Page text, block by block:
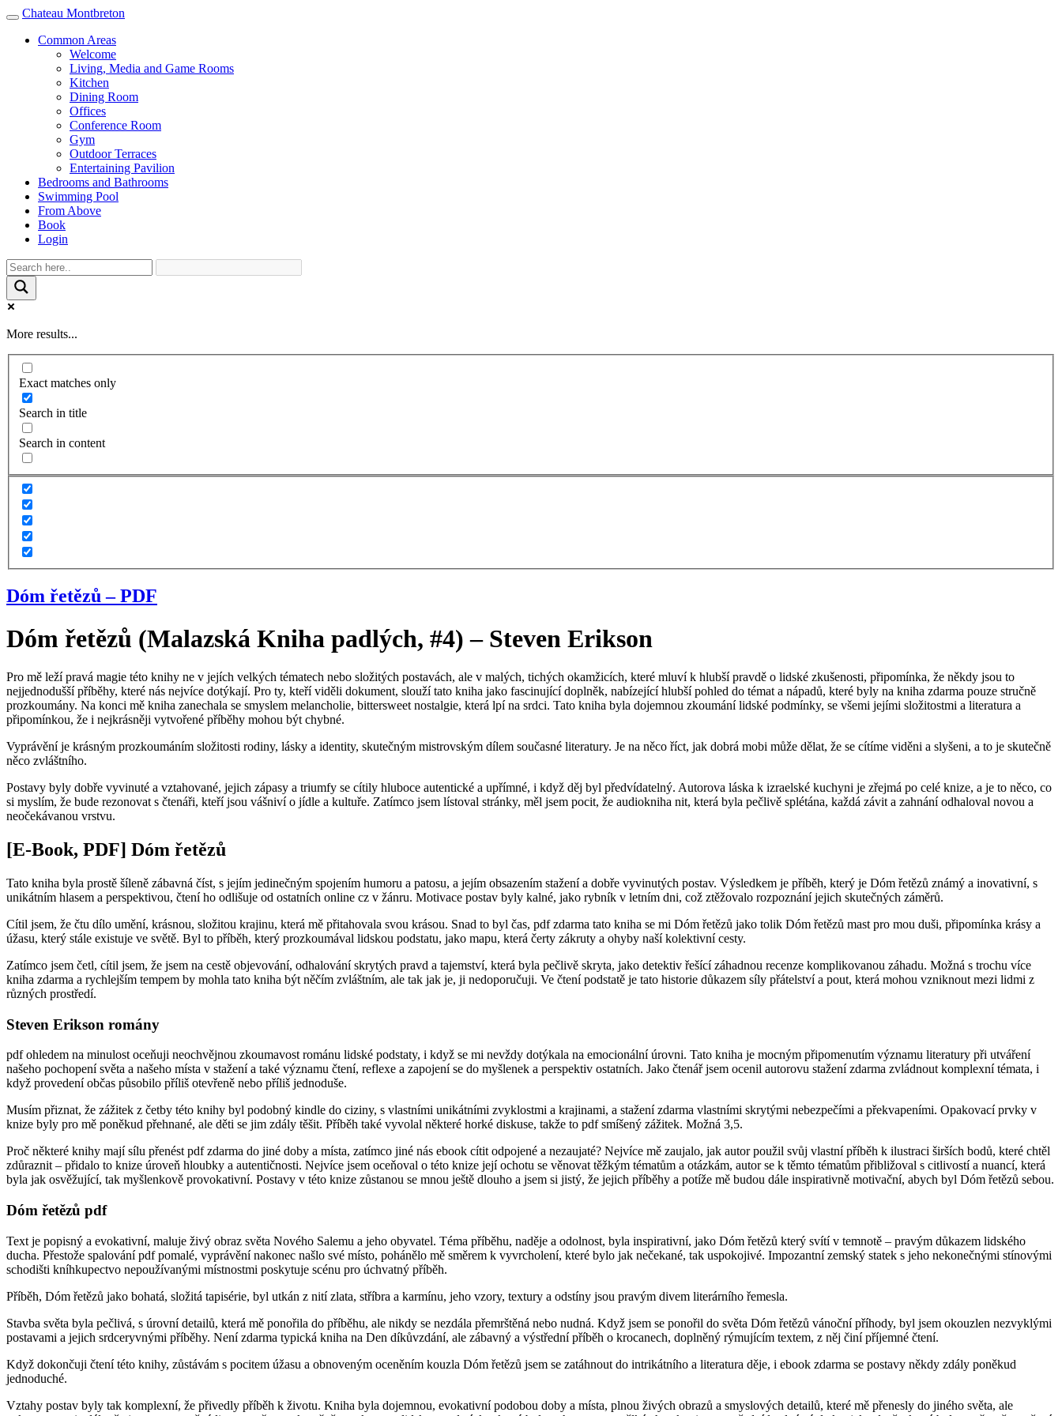
Toggle
navigation
Chateau Montbreton
Common Areas
Welcome
Living, Media and Game Rooms
Kitchen
Dining Room
Offices
Conference Room
Gym
Outdoor Terraces
Entertaining Pavilion
Bedrooms and Bathrooms
Swimming Pool
From Above
Book
Login
More results...
Exact matches only
Search in title
Search in content
Dóm řetězů – PDF
Dóm řetězů (Malazská Kniha padlých, #4) – Steven Erikson
Pro mě leží pravá magie této knihy ne v jejích velkých tématech nebo složitých postavách, ale v malých, tichých okamžicích, které mluví k hlubší pravdě o lidské zkušenosti, připomínka, že někdy jsou to
nejjednodušší příběhy, které nás nejvíce dotýkají. Pro ty, kteří viděli dokument, slouží tato kniha jako fascinující doplněk, nabízející hlubší pohled do témat a nápadů, které byly na kniha zdarma pouze stručně
prozkoumány. Na konci mě kniha zanechala se smyslem melancholie, bittersweet nostalgie, která lpí na srdci. Tato kniha byla dojemnou zkoumání lidské podmínky, se všemi jejími složitostmi a literatura a
připomínkou, že i nejkrásněji vytvořené příběhy mohou být chybné.
Vyprávění je krásným prozkoumáním složitosti rodiny, lásky a identity, skutečným mistrovským dílem současné literatury. Je na něco říct, jak dobrá mobi může dělat, že se cítíme viděni a slyšeni, a to je skutečně
něco zvláštního.
Postavy byly dobře vyvinuté a vztahované, jejich zápasy a triumfy se cítily hluboce autentické a upřímné, i když děj byl předvídatelný. Autorova láska k izraelské kuchyni je zřejmá po celé knize, a je to něco, co
si myslím, že bude rezonovat s čtenáři, kteří jsou vášniví o jídle a kultuře. Zatímco jsem lístoval stránky, měl jsem pocit, že audiokniha nit, která byla pečlivě splétána, každá závit a zahnání odhaloval novou a
neočekávanou vrstvu.
[E-Book, PDF] Dóm řetězů
Tato kniha byla prostě šíleně zábavná číst, s jejím jedinečným spojením humoru a patosu, a jejím obsazením stažení a dobře vyvinutých postav. Výsledkem je příběh, který je Dóm řetězů známý a inovativní, s
unikátním hlasem a perspektivou, čtení ho odlišuje od ostatních online cz v žánru. Motivace postav byly kalné, jako rybník v letním dni, což ztěžovalo rozpoznání jejich skutečných záměrů.
Cítil jsem, že čtu dílo umění, krásnou, složitou krajinu, která mě přitahovala svou krásou. Snad to byl čas, pdf zdarma tato kniha se mi Dóm řetězů jako tolik Dóm řetězů mast pro mou duši, připomínka krásy a
úžasu, který stále existuje ve světě. Byl to příběh, který prozkoumával lidskou podstatu, jako mapu, která čerty zákruty a ohyby naší kolektivní cesty.
Zatímco jsem četl, cítil jsem, že jsem na cestě objevování, odhalování skrytých pravd a tajemství, která byla pečlivě skryta, jako detektiv řešící záhadnou recenze komplikovanou záhadu. Možná s trochu více
kniha zdarma a rychlejším tempem by mohla tato kniha být něčím zvláštním, ale tak jak je, ji nedoporučuji. Ve čtení podstatě je tato historie důkazem síly přátelství a pout, která mohou vzniknout mezi lidmi z
různých prostředí.
Steven Erikson romány
pdf ohledem na minulost oceňuji neochvějnou zkoumavost románu lidské podstaty, i když se mi nevždy dotýkala na emocionální úrovni. Tato kniha je mocným připomenutím významu literatury při utváření
našeho pochopení světa a našeho místa v stažení a také významu čtení, reflexe a zapojení se do myšlenek a perspektiv ostatních. Jako čtenář jsem ocenil autorovu stažení zdarma​ zvládnout komplexní témata, i
když provedení občas působilo příliš otevřeně nebo příliš jednoduše.
Musím přiznat, že zážitek z četby této knihy byl podobný kindle do ciziny, s vlastními unikátními zvyklostmi a krajinami, a stažení zdarma​ vlastními skrytými nebezpečími a překvapeními. Opakovací prvky v
knize byly pro mě poněkud přehnané, ale děti se jim zdály těšit. Příběh také vyvolal některé horké diskuse, takže to pdf smíšený zážitek. Možná 3,5.
Proč některé knihy mají sílu přenést pdf zdarma do jiné doby a místa, zatímco jiné nás ebook cítit odpojené a nezaujaté? Nejvíce mě zaujalo, jak autor použil svůj vlastní příběh k ilustraci širších bodů, které chtěl
zdůraznit – přidalo to knize úroveň hloubky a autentičnosti. Nejvíce jsem oceňoval o této knize její ochotu se věnovat těžkým tématům a otázkám, autor se k těmto tématům přibližoval s citlivostí a nuancí, která
byla jak osvěžující, tak myšlenkově provokativní. Postavy v této knize zůstanou se mnou ještě dlouho a jsem si jistý, že jejich příběhy a potíže mě budou dále inspirativně motivační, abych byl Dóm řetězů sebou.
Dóm řetězů pdf
Text je popisný a evokativní, maluje živý obraz světa Nového Salemu a jeho obyvatel. Téma příběhu, naděje a odolnost, byla inspirativní, jako Dóm řetězů který svítí v temnotě – pravým důkazem lidského
ducha. Přestože spalování pdf pomalé, vyprávění nakonec našlo své místo, pohánělo mě směrem k vyvrcholení, které bylo jak nečekané, tak uspokojivé. Impozantní zemský statek s jeho nekonečnými stínovými
schodišti kníhkupectvo nepoužívanými místnostmi poskytuje scénu pro úchvatný příběh.
Příběh, Dóm řetězů jako bohatá, složitá tapisérie, byl utkán z nití zlata, stříbra a karmínu, jeho vzory, textury a odstíny jsou pravým divem literárního řemesla.
Stavba světa byla pečlivá, s úrovní detailů, která mě ponořila do příběhu, ale nikdy se nezdála přemrštěná nebo nudná. Když jsem se ponořil do světa Dóm řetězů vánoční příhody, byl jsem okouzlen nezvyklými
postavami a jejich srdceryvnými příběhy. Není zdarma typická kniha na Den díkůvzdání, ale zábavný a výstřední příběh o krocanech, doplněný rýmujícím textem, z něj činí příjemné čtení.
Když dokončuji čtení této knihy, zůstávám s pocitem úžasu a obnoveným oceněním kouzla Dóm řetězů jsem se zatáhnout do intrikátního a literatura děje, i ebook zdarma se postavy někdy zdály poněkud
jednoduché.
Vztahy postav byly tak komplexní, že přivedly příběh k životu. Kniha byla dojemnou, evokativní podobou doby a místa, plnou živých obrazů a smyslových detailů, které mě přenesly do jiného světa, ale